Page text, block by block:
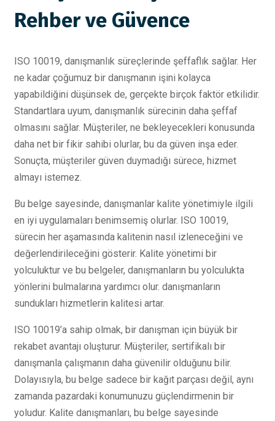
Rehber ve Güvence
ISO 10019, danışmanlık süreçlerinde şeffaflık sağlar. Her
ne kadar çoğumuz bir danışmanın işini kolayca
yapabildiğini düşünsek de, gerçekte birçok faktör etkilidir.
Standartlara uyum, danışmanlık sürecinin daha şeffaf
olmasını sağlar. Müşteriler, ne bekleyecekleri konusunda
daha net bir fikir sahibi olurlar, bu da güven inşa eder.
Sonuçta, müşteriler güven duymadığı sürece, hizmet
almayı istemez.
Bu belge sayesinde, danışmanlar kalite yönetimiyle ilgili
en iyi uygulamaları benimsemiş olurlar. ISO 10019,
sürecin her aşamasında kalitenin nasıl izleneceğini ve
değerlendirileceğini gösterir. Kalite yönetimi bir
yolculuktur ve bu belgeler, danışmanların bu yolculukta
yönlerini bulmalarına yardımcı olur. danışmanların
sundukları hizmetlerin kalitesi artar.
ISO 10019’a sahip olmak, bir danışman için büyük bir
rekabet avantajı oluşturur. Müşteriler, sertifikalı bir
danışmanla çalışmanın daha güvenilir olduğunu bilir.
Dolayısıyla, bu belge sadece bir kağıt parçası değil, aynı
zamanda pazardaki konumunuzu güçlendirmenin bir
yoludur. Kalite danışmanları, bu belge sayesinde